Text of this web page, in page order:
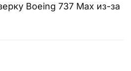
Boeing 737 Max из-за